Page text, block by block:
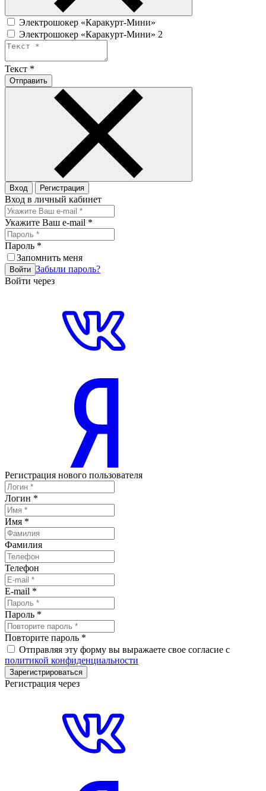
Электрошокер «Каракурт-Мини»
Электрошокер «Каракурт-Мини» 2
Текст *
Отправить
Вход Регистрация
Вход в личный кабинет
Укажите Ваш e-mail *
Пароль *
Запомнить меня
Войти Забыли пароль?
Войти через
Регистрация нового пользователя
Логин *
Имя *
Фамилия
Телефон
E-mail *
Пароль *
Повторите пароль *
Отправляя эту форму вы выражаете свое согласие с
политикой конфиденциальности
Зарегистрироваться
Регистрация через